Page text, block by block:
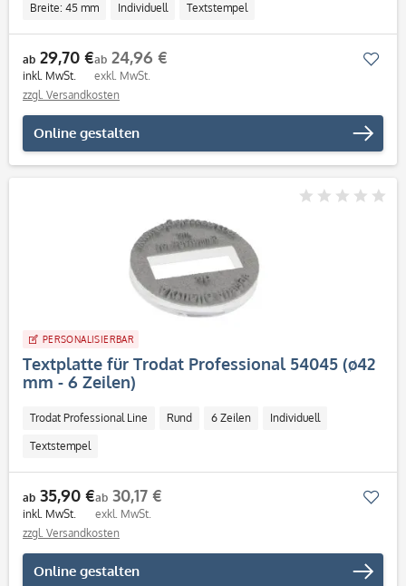
Breite: 45 mm Individuell Textstempel
ab 29,70 €
inkl. MwSt.
ab 24,96 €
exkl. MwSt.
zzgl. Versandkosten
Online gestalten
PERSONALISIERBAR
Textplatte für Trodat Professional 54045 (ø42
mm - 6 Zeilen)
Trodat Professional Line Rund 6 Zeilen Individuell
Textstempel
ab 35,90 €
inkl. MwSt.
ab 30,17 €
exkl. MwSt.
zzgl. Versandkosten
Online gestalten